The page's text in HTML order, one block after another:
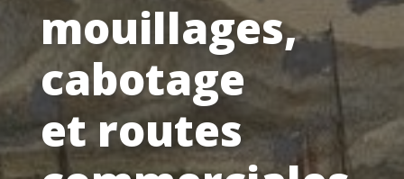
mouillages,
cabotage
et routes